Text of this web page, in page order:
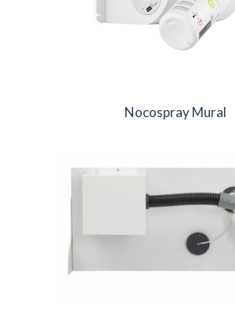
Nocospray Mural